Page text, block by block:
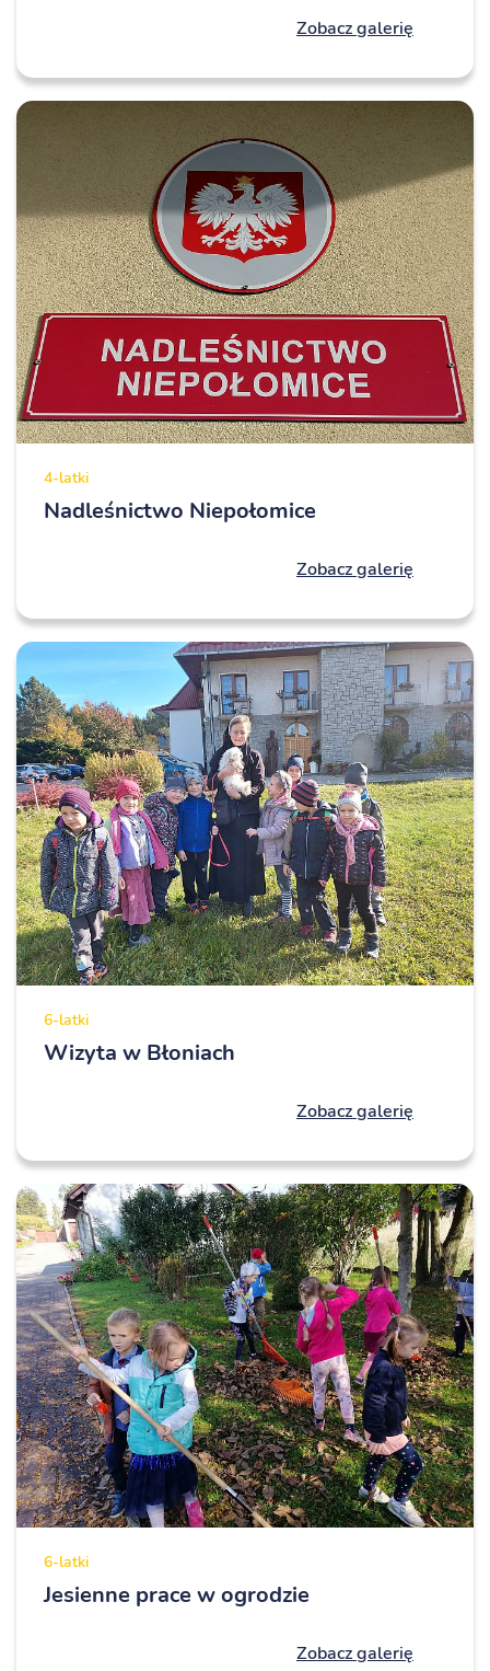
Zobacz galerię
4-latki
Nadleśnictwo Niepołomice
Zobacz galerię
6-latki
Wizyta w Błoniach
Zobacz galerię
6-latki
Jesienne prace w ogrodzie
Zobacz galerię